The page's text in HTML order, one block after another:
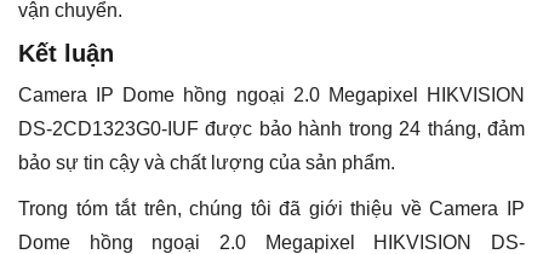
vận chuyển.
Kết luận
Camera IP Dome hồng ngoại 2.0 Megapixel HIKVISION
DS-2CD1323G0-IUF được bảo hành trong 24 tháng, đảm
bảo sự tin cậy và chất lượng của sản phẩm.
Trong tóm tắt trên, chúng tôi đã giới thiệu về Camera IP
Dome hồng ngoại 2.0 Megapixel HIKVISION DS-